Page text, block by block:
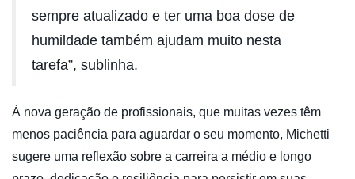
sempre atualizado e ter uma boa dose de
humildade também ajudam muito nesta
tarefa”, sublinha.
À nova geração de profissionais, que muitas vezes têm
menos paciência para aguardar o seu momento, Michetti
sugere uma reflexão sobre a carreira a médio e longo